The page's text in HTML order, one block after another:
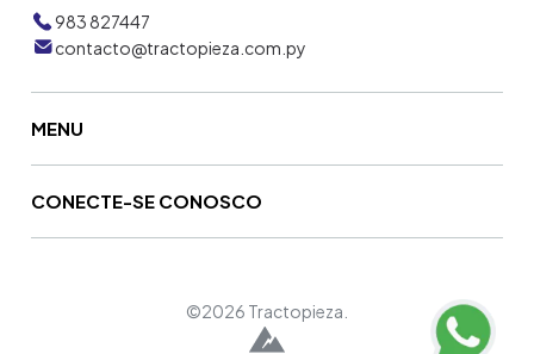
983 827447
contacto@tractopieza.com.py
MENU
CONECTE-SE CONOSCO
©2026 Tractopieza.